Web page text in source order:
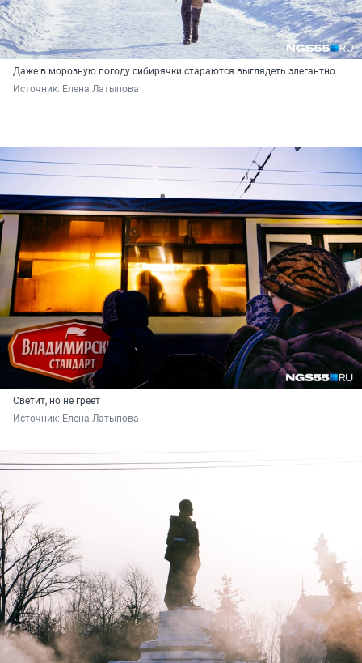
Даже в морозную погоду сибирячки стараются выглядеть элегантно
Источник: Елена Латыпова
Светит, но не греет
Источник: Елена Латыпова